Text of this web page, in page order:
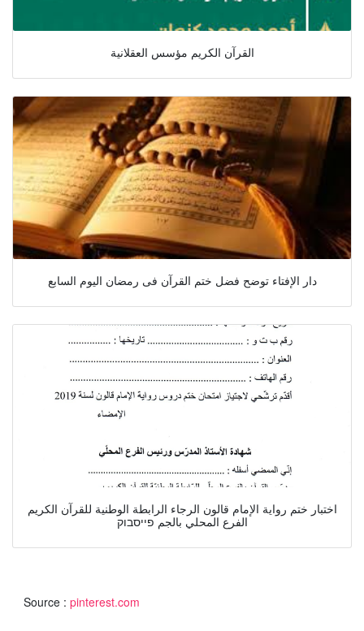
القرآن الكريم مؤسس العقلانية
دار الإفتاء توضح فضل ختم القرآن فى رمضان اليوم السابع
اختبار ختم رواية الإمام قالون الرجاء الرابطة الوطنية للقرآن الكريم
الفرع المحلي بالجم פייסבוק
Source : pinterest.com